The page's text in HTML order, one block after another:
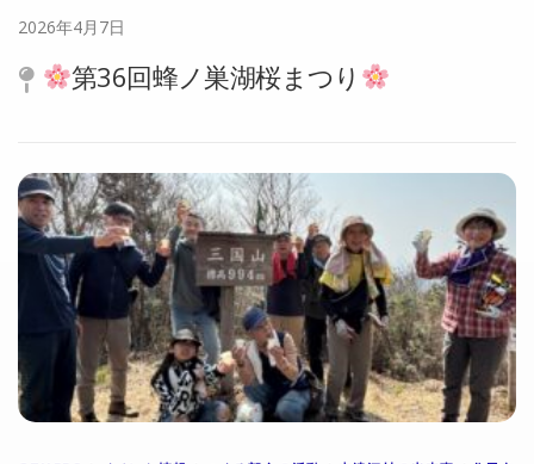
2026年4月7日
第36回蜂ノ巣湖桜まつり